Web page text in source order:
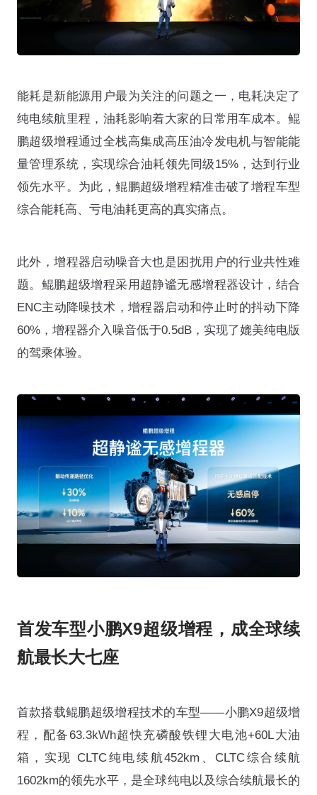
能耗是新能源用户最为关注的问题之一，电耗决定了
纯电续航里程，油耗影响着大家的日常用车成本。鲲
鹏超级增程通过全栈高集成高压油冷发电机与智能能
量管理系统，实现综合油耗领先同级15%，达到行业
领先水平。为此，鲲鹏超级增程精准击破了增程车型
综合能耗高、亏电油耗更高的真实痛点。
此外，增程器启动噪音大也是困扰用户的行业共性难
题。鲲鹏超级增程采用超静谧无感增程器设计，结合
ENC主动降噪技术，增程器启动和停止时的抖动下降
60%，增程器介入噪音低于0.5dB，实现了媲美纯电版
的驾乘体验。
首发车型小鹏X9超级增程，成全球续
航最长大七座
首款搭载鲲鹏超级增程技术的车型——小鹏X9超级增
程，配备63.3kWh超快充磷酸铁锂大电池+60L大油
箱，实现 CLTC纯电续航452km、CLTC综合续航
1602km的领先水平，是全球纯电以及综合续航最长的